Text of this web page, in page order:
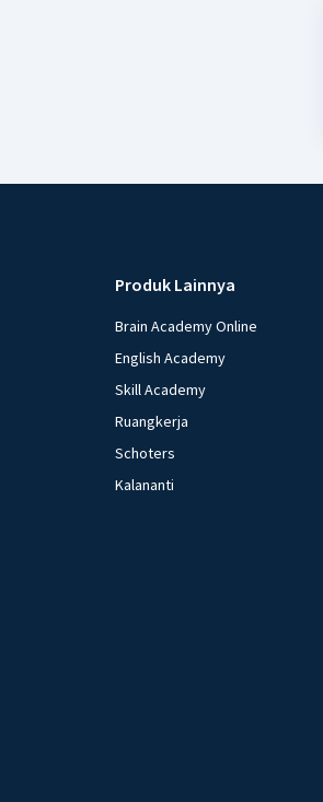
Produk Lainnya
Brain Academy Online
English Academy
Skill Academy
Ruangkerja
Schoters
Kalananti